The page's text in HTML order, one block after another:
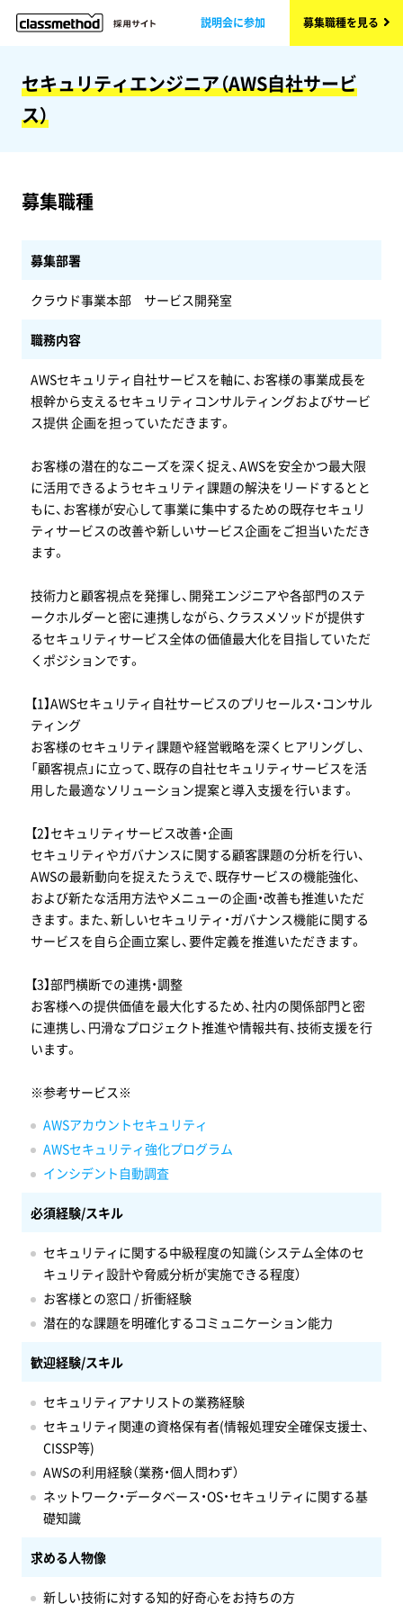
説明会に参加 募集職種を見る
セキュリティエンジニア（AWS自社サービ
ス）
募集職種
募集部署
クラウド事業本部 サービス開発室
職務内容
AWSセキュリティ自社サービスを軸に、お客様の事業成長を
根幹から支えるセキュリティコンサルティングおよびサービ
ス提供 企画を担っていただきます。
お客様の潜在的なニーズを深く捉え、AWSを安全かつ最大限
に活用できるようセキュリティ課題の解決をリードするとと
もに、お客様が安心して事業に集中するための既存セキュリ
ティサービスの改善や新しいサービス企画をご担当いただき
ます。
技術力と顧客視点を発揮し、開発エンジニアや各部門のステ
ークホルダーと密に連携しながら、クラスメソッドが提供す
るセキュリティサービス全体の価値最大化を目指していただ
くポジションです。
【1】AWSセキュリティ自社サービスのプリセールス・コンサル
ティング
お客様のセキュリティ課題や経営戦略を深くヒアリングし、
「顧客視点」に立って、既存の自社セキュリティサービスを活
用した最適なソリューション提案と導入支援を行います。
【2】セキュリティサービス改善・企画
セキュリティやガバナンスに関する顧客課題の分析を行い、
AWSの最新動向を捉えたうえで、既存サービスの機能強化、
および新たな活用方法やメニューの企画・改善も推進いただ
きます。また、新しいセキュリティ・ガバナンス機能に関する
サービスを自ら企画立案し、要件定義を推進いただきます。
【3】部門横断での連携・調整
お客様への提供価値を最大化するため、社内の関係部門と密
に連携し、円滑なプロジェクト推進や情報共有、技術支援を行
います。
※参考サービス※
AWSアカウントセキュリティ
AWSセキュリティ強化プログラム
インシデント自動調査
必須経験/スキル
セキュリティに関する中級程度の知識（システム全体のセ
キュリティ設計や脅威分析が実施できる程度）
お客様との窓口 / 折衝経験
潜在的な課題を明確化するコミュニケーション能力
歓迎経験/スキル
セキュリティアナリストの業務経験
セキュリティ関連の資格保有者(情報処理安全確保支援士、
CISSP等)
AWSの利用経験（業務・個人問わず）
ネットワーク・データベース・OS・セキュリティに関する基
礎知識
求める人物像
新しい技術に対する知的好奇心をお持ちの方